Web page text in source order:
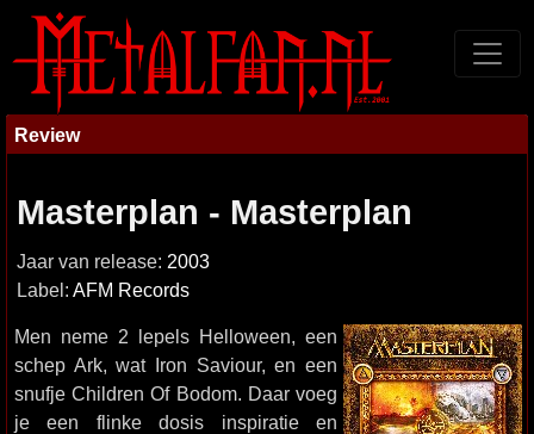
Review
Masterplan - Masterplan
Jaar van release: 2003
Label: AFM Records
Men neme 2 lepels Helloween, een
schep Ark, wat Iron Saviour, en een
snufje Children Of Bodom. Daar voeg
je een flinke dosis inspiratie en